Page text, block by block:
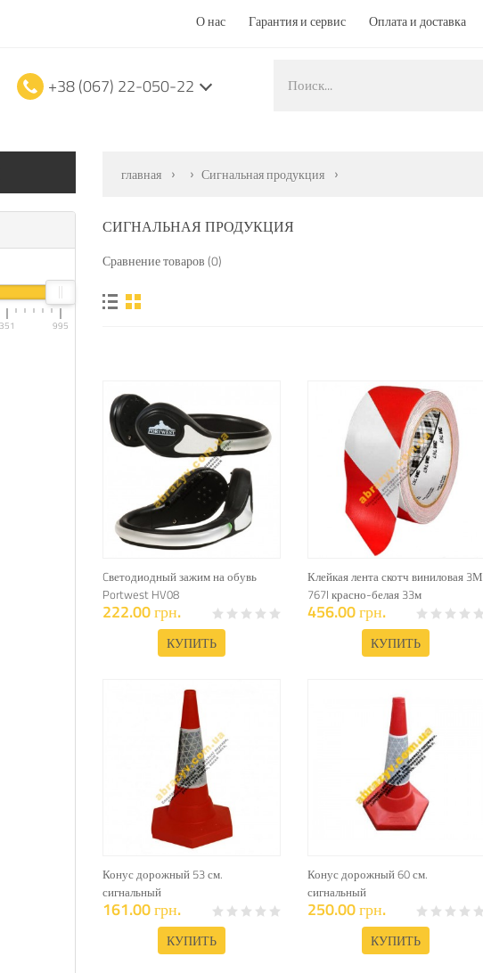
О нас Гарантия и сервис Оплата и доставка
+38 (067) 22-050-22
351 995
главная Сигнальная продукция
СИГНАЛЬНАЯ ПРОДУКЦИЯ
Сравнение товаров (0)
Cветодиодный зажим на обувь
Portwest HV08
222.00 грн.
КУПИТЬ
Клейкая лента скотч виниловая 3М
767I красно-белая 33м
456.00 грн.
КУПИТЬ
Конус дорожный 53 см.
сигнальный
161.00 грн.
КУПИТЬ
Конус дорожный 60 см.
сигнальный
250.00 грн.
КУПИТЬ